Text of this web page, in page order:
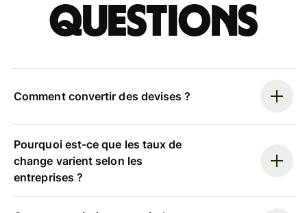
questions
Comment convertir des devises ?
Pourquoi est-ce que les taux de
change varient selon les
entreprises ?